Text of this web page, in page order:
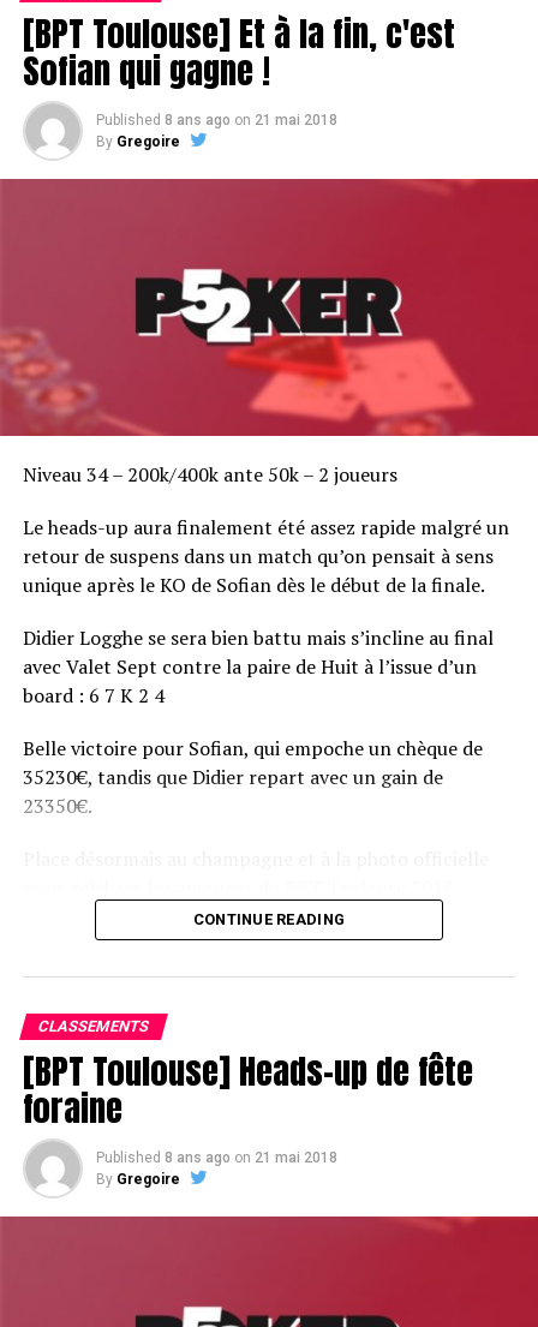
[BPT Toulouse] Et à la fin, c'est
Sofian qui gagne !
Published 8 ans ago on 21 mai 2018
By Gregoire
Niveau 34 – 200k/400k ante 50k – 2 joueurs
Le heads-up aura finalement été assez rapide malgré un
retour de suspens dans un match qu’on pensait à sens
unique après le KO de Sofian dès le début de la finale.
Didier Logghe se sera bien battu mais s’incline au final
avec Valet Sept contre la paire de Huit à l’issue d’un
board : 6 7 K 2 4
Belle victoire pour Sofian, qui empoche un chèque de
35230€, tandis que Didier repart avec un gain de
23350€.
CONTINUE READING
CLASSEMENTS
[BPT Toulouse] Heads-up de fête
foraine
Published 8 ans ago on 21 mai 2018
By Gregoire